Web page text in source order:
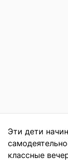
Эти дети
классные